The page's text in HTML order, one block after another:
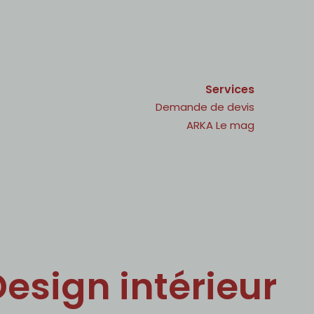
intérieur
Services
Demande de devis
ARKA Le mag